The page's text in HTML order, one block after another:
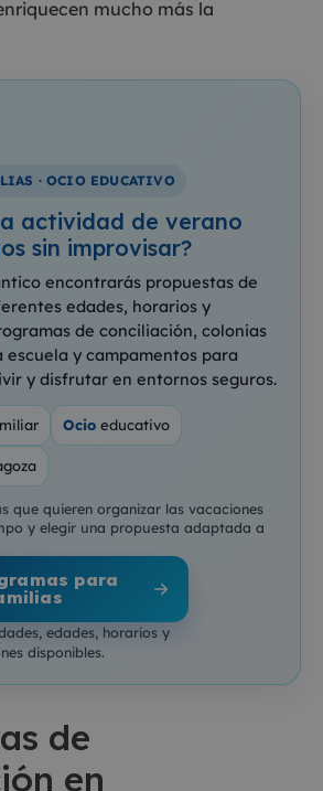
mucho más la
· OCIO EDUCATIVO
actividad de verano
sin improvisar?
encontrarás propuestas de
edades, horarios y
de conciliación, colonias
escuela y campamentos para
y disfrutar en entornos seguros.
Ocio educativo
que quieren organizar las vacaciones
y elegir una propuesta adaptada a
para
edades, horarios y
disponibles.
de
en